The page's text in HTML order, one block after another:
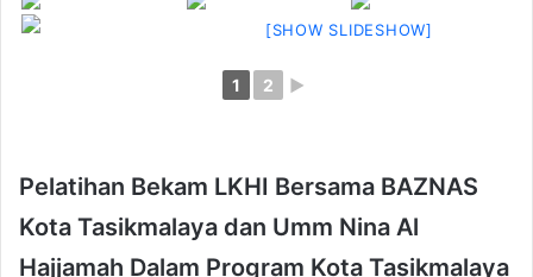
[SHOW SLIDESHOW]
1 2 ►
Pelatihan Bekam LKHI Bersama BAZNAS
Kota Tasikmalaya dan Umm Nina Al
Hajjamah Dalam Program Kota Tasikmalaya